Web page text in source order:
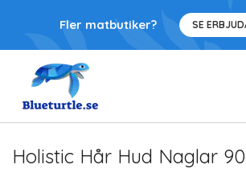
Fler matbutiker? SE
Holistic Hår Hud Naglar